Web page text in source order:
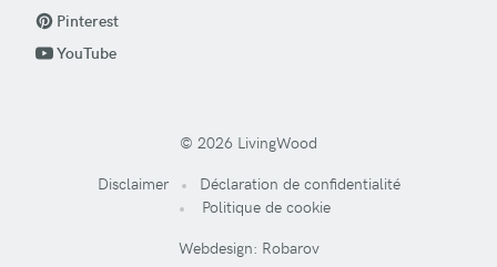
Pinterest
YouTube
© 2026 LivingWood
Disclaimer
Déclaration de confidentialité
Politique de cookie
Webdesign: Robarov